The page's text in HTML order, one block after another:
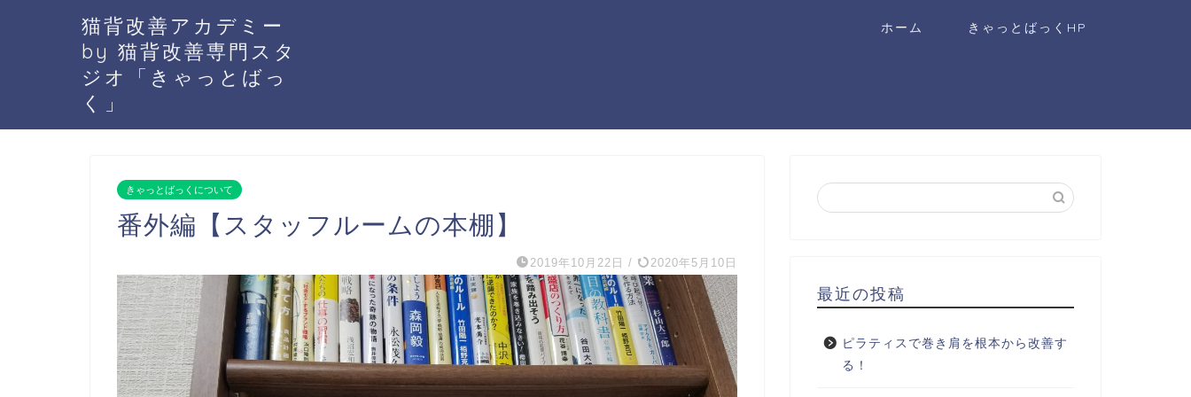
猫背改善アカデミー
by 猫背改善専門スタ
ジオ「きゃっとばっ
く」
ホーム きゃっとばっくHP
きゃっとばっくについて
番外編【スタッフルームの本棚】
2019年10月22日 / 2020年5月10日
最近の投稿
ピラティスで巻き肩を根本から改善す
る！